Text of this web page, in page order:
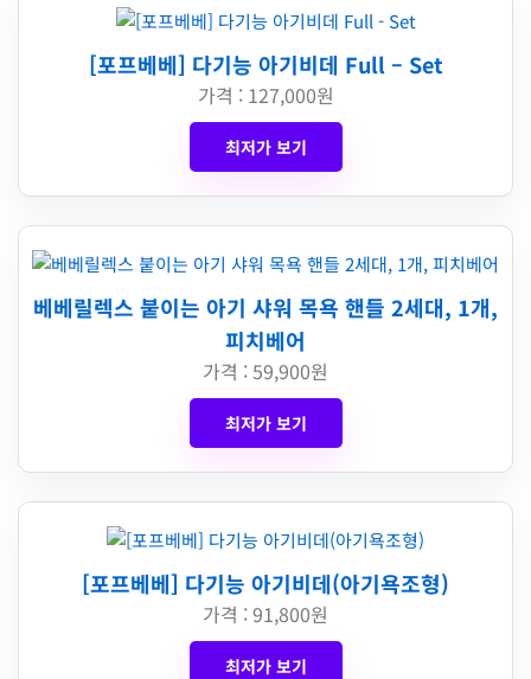
[포프베베] 다기능 아기비데 Full – Set
가격 : 127,000원
최저가 보기
베베릴렉스 붙이는 아기 샤워 목욕 핸들 2세대, 1개,
피치베어
가격 : 59,900원
최저가 보기
[포프베베] 다기능 아기비데(아기욕조형)
가격 : 91,800원
최저가 보기